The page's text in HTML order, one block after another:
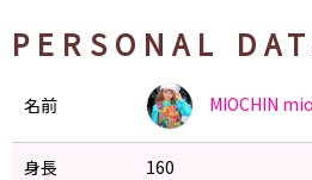
PERSONAL
名前 MIOCHIN
身長 160